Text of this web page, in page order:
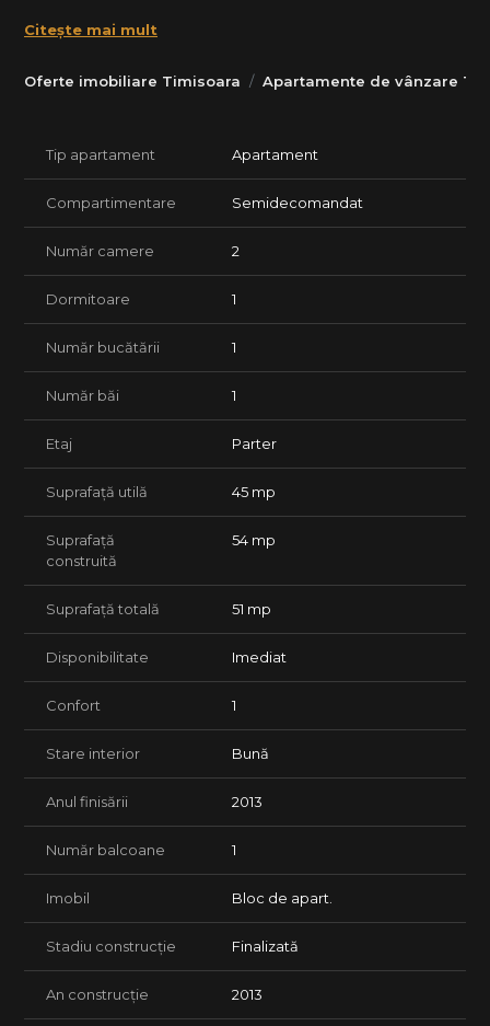
Oferte imobiliare Timisoara Apartamente de vânzare
interioare celulare, vopsea lavabila;
- detalii mobilare : bucataria mobilata si utilata (inclusiv plita,
cuptor electric, hota, masina de spalat rufe, combina
- BOXA inscrisa in CF;
Detalii pret :
*Pretul solicitat de proprietar este 89.000 Eur.
** Se accepta achizitionarea prin intermediul unui credit
Oferim consultanta juridica si financiar-bancara pe toata
durata procesului.
Lasa procesul de achizitie in seama agentiei tale FAVORITe.
Citește mai mult
Tip apartament Apartament
Compartimentare Semidecomandat
Număr camere 2
Dormitoare 1
Număr bucătării 1
Număr băi 1
Etaj Parter
Suprafață utilă 45 mp
Suprafață
construită
54 mp
Suprafață totală 51 mp
Disponibilitate Imediat
Confort 1
Stare interior Bună
Anul finisării 2013
Număr balcoane 1
Imobil Bloc de apart.
Stadiu construcție Finalizată
An construcție 2013